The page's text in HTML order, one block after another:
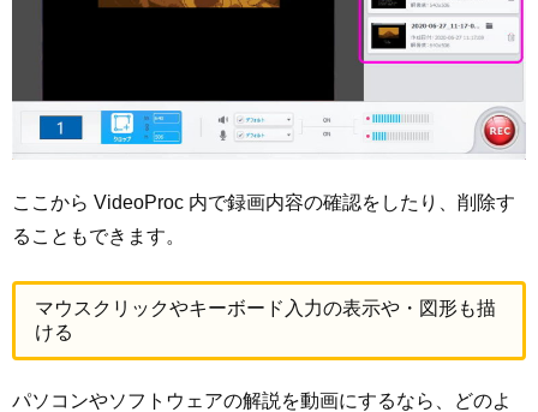
ここから VideoProc 内で録画内容の確認をしたり、削除す
ることもできます。
マウスクリックやキーボード入力の表示や・図形も描
ける
パソコンやソフトウェアの解説を動画にするなら、どのよ